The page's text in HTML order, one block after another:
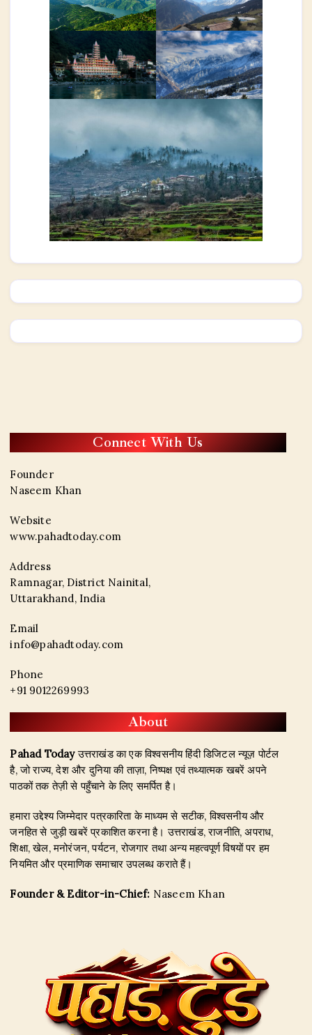
Connect With Us
Founder
Naseem Khan
Website
www.pahadtoday.com
Address
Ramnagar, District Nainital,
Uttarakhand, India
Email
info@pahadtoday.com
Phone
+91 9012269993
About
Pahad Todayउत्तराखंड का एक विश्वसनीय हिंदी डिजिटल न्यूज़ पोर्टल
है, जो राज्य, देश और दुनिया की ताज़ा, निष्पक्ष एवं तथ्यात्मक खबरें अपने
पाठकों तक तेज़ी से पहुँचाने के लिए समर्पित है।
हमारा उद्देश्य जिम्मेदार पत्रकारिता के माध्यम से सटीक, विश्वसनीय और
जनहित से जुड़ी खबरें प्रकाशित करना है। उत्तराखंड, राजनीति, अपराध,
शिक्षा, खेल, मनोरंजन, पर्यटन, रोजगार तथा अन्य महत्वपूर्ण विषयों पर हम
नियमित और प्रमाणिक समाचार उपलब्ध कराते हैं।
Founder & Editor-in-Chief: Naseem Khan